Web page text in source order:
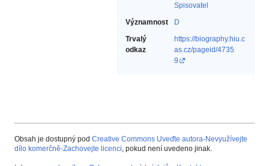
Spisovatel‎
Významnost
D
Trvalý
odkaz
https://biography.hiu.c
as.cz/pageid/4735
9
Obsah je dostupný pod Creative Commons Uveďte autora-Nevyužívejte
dílo komerčně-Zachovejte licenci, pokud není uvedeno jinak.